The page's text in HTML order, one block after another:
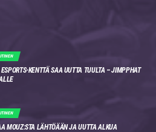
KENTTÄ SAA UUTTA TUULTA – JIMPPHAT
MOUZ:STA LÄHTÖÄÄN JA UUTTA ALKUA